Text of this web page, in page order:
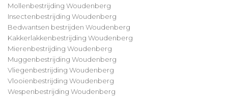
Mollenbestrijding Woudenberg
Insectenbestrijding Woudenberg
Bedwantsen bestrijden Woudenberg
Kakkerlakkenbestrijding Woudenberg
Mierenbestrijding Woudenberg
Muggenbestrijding Woudenberg
Vliegenbestrijding Woudenberg
Vlooienbestrijding Woudenberg
Wespenbestrijding Woudenberg